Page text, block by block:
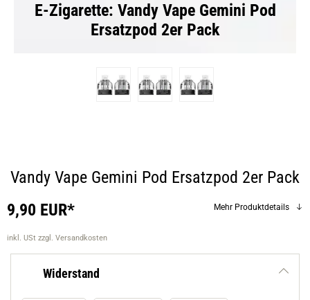
E-Zigarette: Vandy Vape Gemini Pod
Ersatzpod 2er Pack
Vandy Vape Gemini Pod Ersatzpod 2er Pack
9,90 EUR*
inkl. USt zzgl. Versandkosten
Mehr Produktdetails
Widerstand